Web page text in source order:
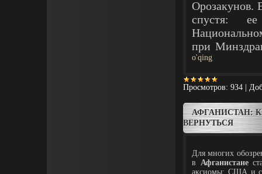
Орозакунов.
спустя:
при
o'qing
Просмотров: 934
АФГАНИСТАН:
ВЕРНУТЬСЯ
Для многих
в Афганистане
аксиомы: США и